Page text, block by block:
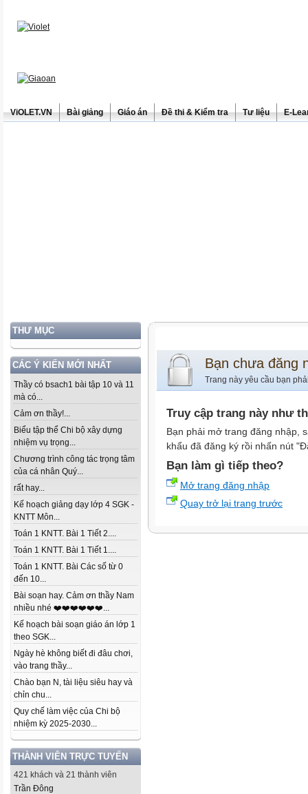
ViOLET.VN Bài giảng Giáo án Đề thi & Kiểm tra Tư liệu E-
THƯ MỤC
CÁC Ý KIẾN MỚI NHẤT
Thầy có bsach1 bài tập 10 và 11
mà có...
Cảm ơn thầy!...
Biểu tập thể Chi bộ xây dựng
nhiệm vụ trọng...
Chương trình công tác trọng tâm
của cá nhân Quý...
rất hay...
Kế hoạch giảng dạy lớp 4 SGK -
KNTT Môn...
Toán 1 KNTT. Bài 1 Tiết 2....
Toán 1 KNTT. Bài 1 Tiết 1....
Toán 1 KNTT. Bài Các số từ 0
đến 10...
Bài soạn hay. Cảm ơn thầy Nam
nhiều nhé ❤️❤️❤️❤️❤️❤️...
Kế hoạch bài soạn giáo án lớp 1
theo SGK...
Ngày hè không biết đi đâu chơi,
vào trang thầy...
Chào bạn N, tài liệu siêu hay và
chỉn chu...
Quy chế làm việc của Chi bộ
nhiệm kỳ 2025-2030...
THÀNH VIÊN TRỰC TUYẾN
421 khách và 21 thành viên
Trần Đông
Bạn chưa đăng
Trang này yêu cầu bạn
Truy cập trang này như
Bạn phải mở trang đăng nhập,
khẩu đã đăng ký rồi nhấn nút
Bạn làm gì tiếp theo?
Mở trang đăng nhập
Quay trở lại trang trước